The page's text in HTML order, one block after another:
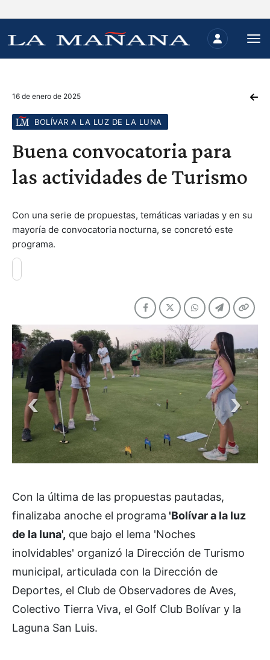
16 de enero de 2025
BOLÍVAR A LA LUZ DE LA LUNA
Buena convocatoria para
las actividades de Turismo
Con una serie de propuestas, temáticas variadas y en su
mayoría de convocatoria nocturna, se concretó este
programa.
Con la última de las propuestas pautadas,
finalizaba anoche el programa 'Bolívar a la luz
de la luna', que bajo el lema 'Noches
inolvidables' organizó la Dirección de Turismo
municipal, articulada con la Dirección de
Deportes, el Club de Observadores de Aves,
Colectivo Tierra Viva, el Golf Club Bolívar y la
Laguna San Luis.